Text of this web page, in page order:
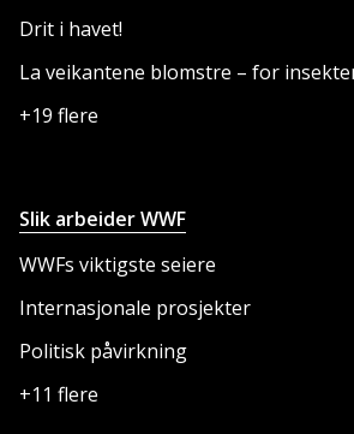
Drit i havet!
La veikantene blomstre – for
+19 flere
Slik arbeider WWF
WWFs viktigste seiere
Internasjonale prosjekter
Politisk påvirkning
+11 flere